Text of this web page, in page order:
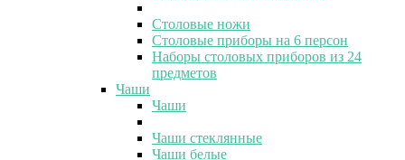
Столовые ножи
Столовые приборы на 6 персон
Наборы столовых приборов из 24
предметов
Чаши
Чаши
Чаши стеклянные
Чаши белые